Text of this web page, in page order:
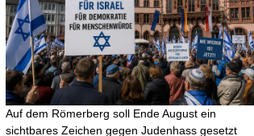
Auf dem Römerberg soll Ende August ein
sichtbares Zeichen gegen Judenhass gesetzt